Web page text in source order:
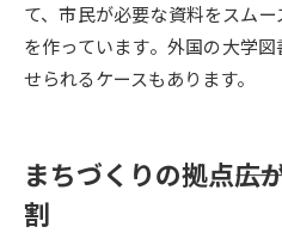
来場型・Web型イベント特集
て、市民が必要な資料をスム
を作っています。外国の大学
せられるケースもあります。
まちづくりの拠点――
割